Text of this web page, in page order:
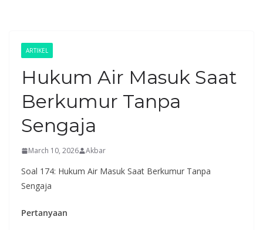
ARTIKEL
Hukum Air Masuk Saat
Berkumur Tanpa
Sengaja
March 10, 2026 Akbar
Soal 174: Hukum Air Masuk Saat Berkumur Tanpa
Sengaja
Pertanyaan